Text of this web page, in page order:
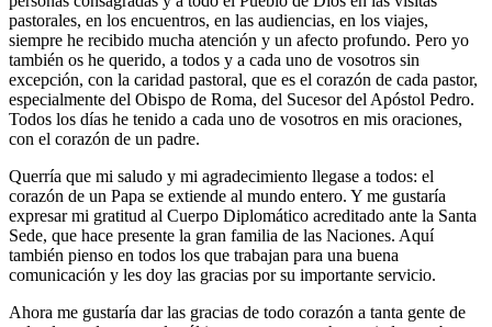
pastorales, en los encuentros, en las audiencias, en los viajes,
siempre he recibido mucha atención y un afecto profundo. Pero yo
también os he querido, a todos y a cada uno de vosotros sin
excepción, con la caridad pastoral, que es el corazón de cada pastor,
especialmente del Obispo de Roma, del Sucesor del Apóstol Pedro.
Todos los días he tenido a cada uno de vosotros en mis oraciones,
con el corazón de un padre.
Querría que mi saludo y mi agradecimiento llegase a todos: el
corazón de un Papa se extiende al mundo entero. Y me gustaría
expresar mi gratitud al Cuerpo Diplomático acreditado ante la Santa
Sede, que hace presente la gran familia de las Naciones. Aquí
también pienso en todos los que trabajan para una buena
comunicación y les doy las gracias por su importante servicio.
Ahora me gustaría dar las gracias de todo corazón a tanta gente de